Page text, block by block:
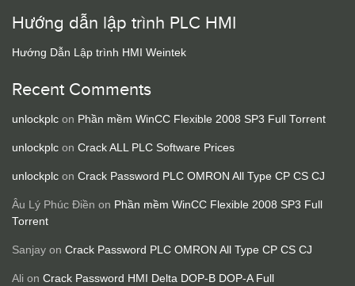
Hướng dẫn lập trình PLC HMI
Hướng Dẫn Lập trình HMI Weintek
Recent Comments
unlockplc on Phần mềm WinCC Flexible 2008 SP3 Full Torrent
unlockplc on Crack ALL PLC Software Prices
unlockplc on Crack Password PLC OMRON All Type CP CS CJ
Âu Lý Phúc Điền on Phần mềm WinCC Flexible 2008 SP3 Full
Torrent
Sanjay on Crack Password PLC OMRON All Type CP CS CJ
Ali on Crack Password HMI Delta DOP-B DOP-A Full